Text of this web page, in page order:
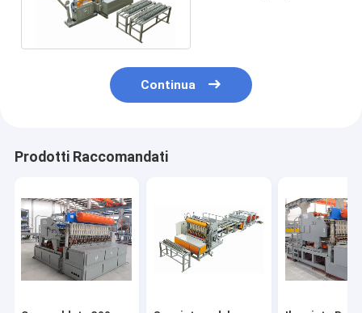
Continua
Prodotti Raccomandati